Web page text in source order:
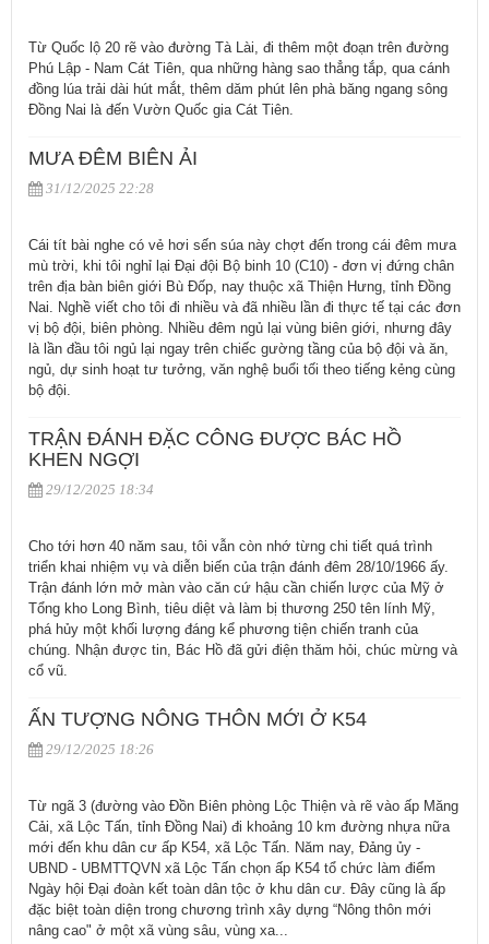
Từ Quốc lộ 20 rẽ vào đường Tà Lài, đi thêm một đoạn trên đường
Phú Lập - Nam Cát Tiên, qua những hàng sao thẳng tắp, qua cánh
đồng lúa trải dài hút mắt, thêm dăm phút lên phà băng ngang sông
Đồng Nai là đến Vườn Quốc gia Cát Tiên.
MƯA ĐÊM BIÊN ẢI
31/12/2025 22:28
Cái tít bài nghe có vẻ hơi sến súa này chợt đến trong cái đêm mưa
mù trời, khi tôi nghỉ lại Đại đội Bộ binh 10 (C10) - đơn vị đứng chân
trên địa bàn biên giới Bù Đốp, nay thuộc xã Thiện Hưng, tỉnh Đồng
Nai. Nghề viết cho tôi đi nhiều và đã nhiều lần đi thực tế tại các đơn
vị bộ đội, biên phòng. Nhiều đêm ngủ lại vùng biên giới, nhưng đây
là lần đầu tôi ngủ lại ngay trên chiếc gường tầng của bộ đội và ăn,
ngủ, dự sinh hoạt tư tưởng, văn nghệ buổi tối theo tiếng kẻng cùng
bộ đội.
TRẬN ĐÁNH ĐẶC CÔNG ĐƯỢC BÁC HỒ
KHEN NGỢI
29/12/2025 18:34
Cho tới hơn 40 năm sau, tôi vẫn còn nhớ từng chi tiết quá trình
triển khai nhiệm vụ và diễn biến của trận đánh đêm 28/10/1966 ấy.
Trận đánh lớn mở màn vào căn cứ hậu cần chiến lược của Mỹ ở
Tổng kho Long Bình, tiêu diệt và làm bị thương 250 tên lính Mỹ,
phá hủy một khối lượng đáng kể phương tiện chiến tranh của
chúng. Nhận được tin, Bác Hồ đã gửi điện thăm hỏi, chúc mừng và
cổ vũ.
ẤN TƯỢNG NÔNG THÔN MỚI Ở K54
29/12/2025 18:26
Từ ngã 3 (đường vào Đồn Biên phòng Lộc Thiện và rẽ vào ấp Măng
Cải, xã Lộc Tấn, tỉnh Đồng Nai) đi khoảng 10 km đường nhựa nữa
mới đến khu dân cư ấp K54, xã Lộc Tấn. Năm nay, Đảng ủy -
UBND - UBMTTQVN xã Lộc Tấn chọn ấp K54 tổ chức làm điểm
Ngày hội Đại đoàn kết toàn dân tộc ở khu dân cư. Đây cũng là ấp
đặc biệt toàn diện trong chương trình xây dựng “Nông thôn mới
nâng cao" ở một xã vùng sâu, vùng xa...